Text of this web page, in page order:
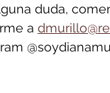
duda,
a